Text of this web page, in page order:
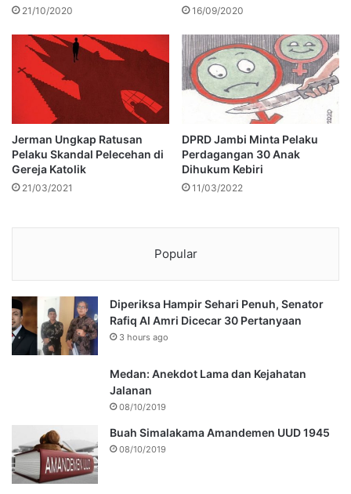
21/10/2020 16/09/2020
Jerman Ungkap Ratusan
Pelaku Skandal Pelecehan di
Gereja Katolik
21/03/2021
DPRD Jambi Minta Pelaku
Perdagangan 30 Anak
Dihukum Kebiri
11/03/2022
Popular
Diperiksa Hampir Sehari Penuh, Senator
Rafiq Al Amri Dicecar 30 Pertanyaan
3 hours ago
Medan: Anekdot Lama dan Kejahatan
Jalanan
08/10/2019
Buah Simalakama Amandemen UUD 1945
08/10/2019